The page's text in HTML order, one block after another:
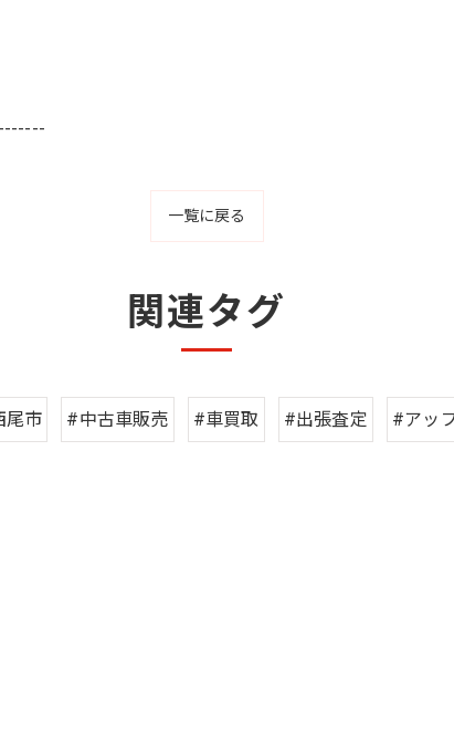
一覧に戻る
関連タグ
尾市 #中古車販売 #車買取 #出張査定 #アッ